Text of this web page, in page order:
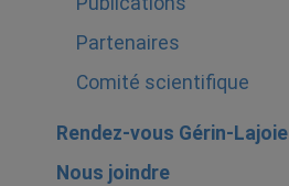
Partenaires
Comité scientifique
Rendez-vous Gérin-Lajoie
Nous joindre